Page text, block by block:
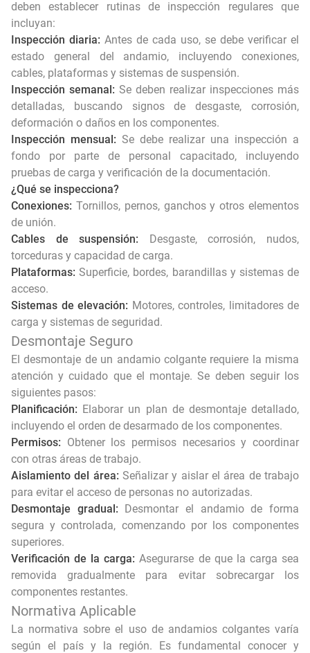
deben establecer rutinas de inspección regulares que
incluyan:
Inspección diaria: Antes de cada uso, se debe verificar el
estado general del andamio, incluyendo conexiones,
cables, plataformas y sistemas de suspensión.
Inspección semanal: Se deben realizar inspecciones más
detalladas, buscando signos de desgaste, corrosión,
deformación o daños en los componentes.
Inspección mensual: Se debe realizar una inspección a
fondo por parte de personal capacitado, incluyendo
pruebas de carga y verificación de la documentación.
¿Qué se inspecciona?
Conexiones: Tornillos, pernos, ganchos y otros elementos
de unión.
Cables de suspensión: Desgaste, corrosión, nudos,
torceduras y capacidad de carga.
Plataformas: Superficie, bordes, barandillas y sistemas de
acceso.
Sistemas de elevación: Motores, controles, limitadores de
carga y sistemas de seguridad.
Desmontaje Seguro
El desmontaje de un andamio colgante requiere la misma
atención y cuidado que el montaje. Se deben seguir los
siguientes pasos:
Planificación: Elaborar un plan de desmontaje detallado,
incluyendo el orden de desarmado de los componentes.
Permisos: Obtener los permisos necesarios y coordinar
con otras áreas de trabajo.
Aislamiento del área: Señalizar y aislar el área de trabajo
para evitar el acceso de personas no autorizadas.
Desmontaje gradual: Desmontar el andamio de forma
segura y controlada, comenzando por los componentes
superiores.
Verificación de la carga: Asegurarse de que la carga sea
removida gradualmente para evitar sobrecargar los
componentes restantes.
Normativa Aplicable
La normativa sobre el uso de andamios colgantes varía
según el país y la región. Es fundamental conocer y